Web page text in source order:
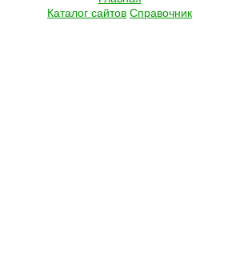
Каталог сайтов Справочник